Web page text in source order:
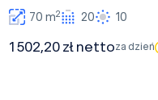
70 m2 20 10
1 502,20 zł nettoza dzień